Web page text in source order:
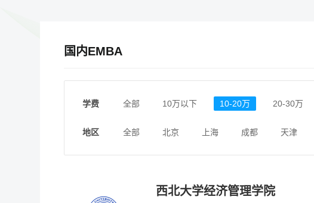
国内EMBA
学费 全部 10万以下 10-20万 20-30万
地区 全部 北京 上海 成都 天津
西北大学经济管理学院